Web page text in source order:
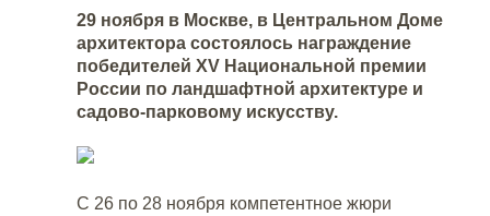
29 ноября в Москве, в Центральном Доме
архитектора состоялось награждение
победителей XV Национальной премии
России по ландшафтной архитектуре и
садово-парковому искусству.
С 26 по 28 ноября компетентное жюри